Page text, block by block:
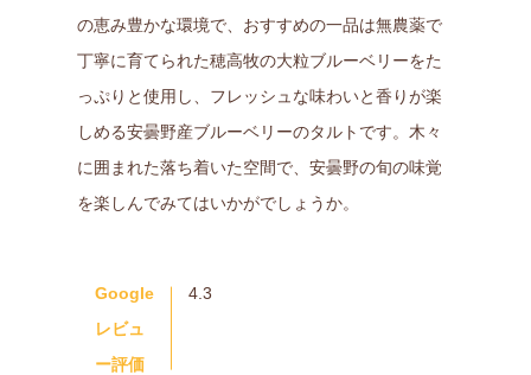
の恵み豊かな環境で、おすすめの一品は無農薬で
丁寧に育てられた穂高牧の大粒ブルーベリーをた
っぷりと使用し、フレッシュな味わいと香りが楽
しめる安曇野産ブルーベリーのタルトです。木々
に囲まれた落ち着いた空間で、安曇野の旬の味覚
を楽しんでみてはいかがでしょうか。
Google
レビュ
ー評価
4.3